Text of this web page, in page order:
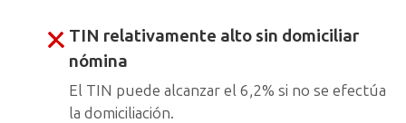
TIN relativamente alto sin domiciliar
nómina
El TIN puede alcanzar el 6,2% si no se efectúa
la domiciliación.